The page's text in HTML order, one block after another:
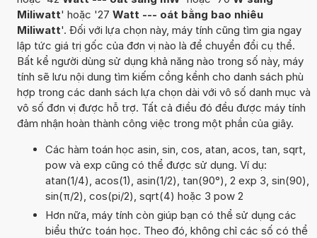
Miliwatt' hoặc '27 Watt --- oát bằng bao nhiêu
Miliwatt'. Đối với lựa chọn này, máy tính cũng tìm gia ngay
lập tức giá trị gốc của đơn vị nào là để chuyển đổi cụ thể.
Bất kể người dùng sử dụng khả năng nào trong số này, máy
tính sẽ lưu nội dung tìm kiếm cồng kềnh cho danh sách phù
hợp trong các danh sách lựa chọn dài với vô số danh mục và
vô số đơn vị được hỗ trợ. Tất cả điều đó đều được máy tính
đảm nhận hoàn thành công việc trong một phần của giây.
Các hàm toán học asin, sin, cos, atan, acos, tan, sqrt,
pow và exp cũng có thể được sử dụng. Ví dụ:
atan(1/4), acos(1), asin(1/2), tan(90°), 2 exp 3, sin(90),
sin(π/2), cos(pi/2), sqrt(4) hoặc 3 pow 2
Hơn nữa, máy tính còn giúp bạn có thể sử dụng các
biểu thức toán học. Theo đó, không chỉ các số có thể